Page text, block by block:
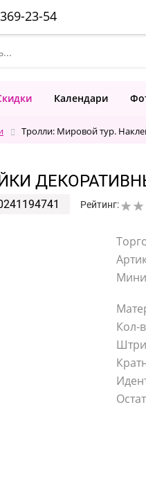
23-54
Календари
Тролли: Мировой тур.
Рейтинг:
Кол-